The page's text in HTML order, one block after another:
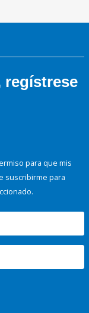
regístrese
para que mis
suscribirme para